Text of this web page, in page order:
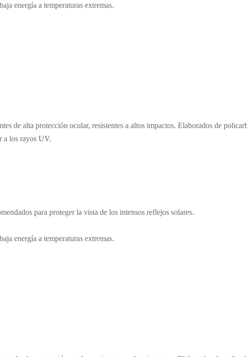
energía a temperaturas extremas.
de alta protección ocular, resistentes a altos impactos. Elaborados de
a los rayos UV.
para proteger la vista de los intensos reflejos solares.
energía a temperaturas extremas.